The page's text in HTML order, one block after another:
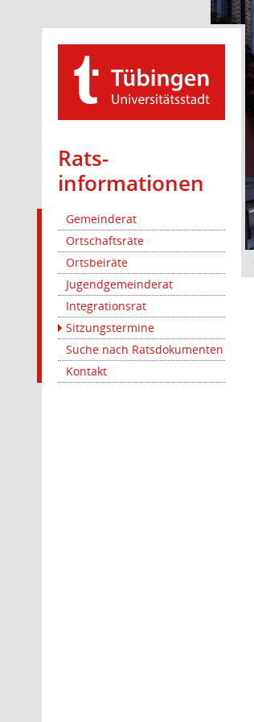
Rats­
informationen
Gemeinderat
Ortschaftsräte
Ortsbeiräte
Jugendgemeinderat
Integrationsrat
Sitzungstermine
Suche nach Ratsdokumenten
Kontakt